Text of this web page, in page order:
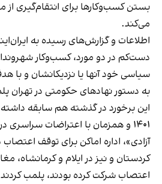
بستن کسب‌وکارها برای انتقام‌گیری
می‌کند.
اطلاعات و گزارش‌های رسیده به
دست‌کم در دو مورد، کسب‌وکار
سیاسی خود آنها یا نزدیکانشان و با
به دستور نهادهای حکومتی در تهران
این برخورد در گذشته هم سابقه داشته
۱۴۰۱ و همزمان با اعتراضات
آزادی»، اداره اماکن برای توقف
کردستان و نیز در ایلام و کرمانشاه،
اعتصاب شرکت کرده بودند، پلمب